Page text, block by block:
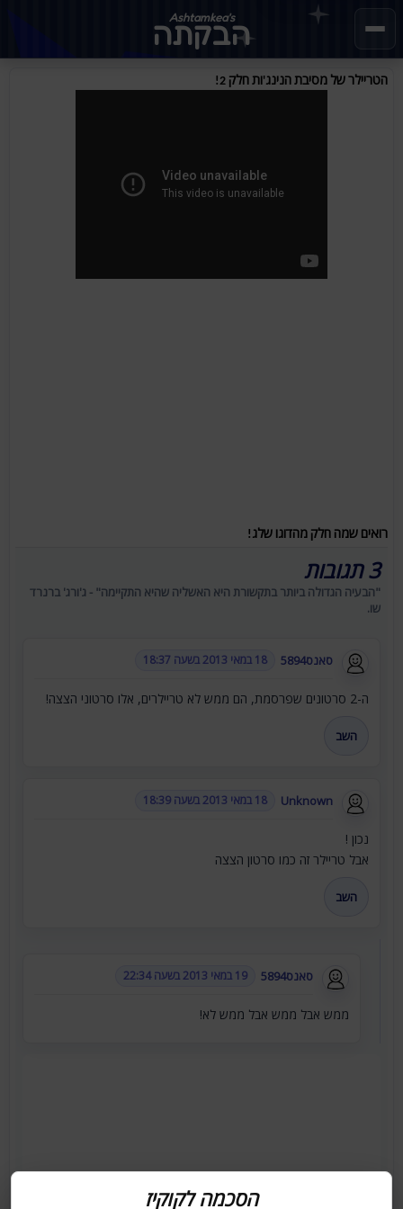
Ashtamkea's
הבקתה
הטריילר של מסיבת הנינג'ות חלק 2!
רואים שמה חלק מהדוגו שלג!
3 תגובות
"הבעיה הגדולה ביותר בתקשורת היא האשליה שהיא התקיימה" - ג'ורג' ברנרד
שו.
סאנס5894 18 במאי 2013 בשעה 18:37
ה-2 סרטונים שפרסמת, הם ממש לא טריילרים, אלו סרטוני הצצה!
השב
Unknown 18 במאי 2013 בשעה 18:39
נכון !
אבל טריילר זה כמו סרטון הצצה
השב
סאנס5894 19 במאי 2013 בשעה 22:34
ממש אבל ממש אבל ממש לא!
הסכמה לקוקיז